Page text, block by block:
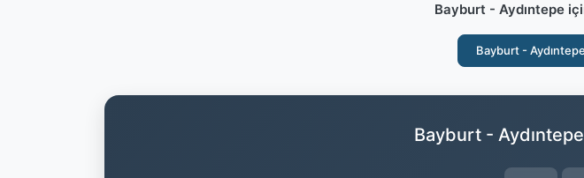
Bayburt - Aydıntepe
Bayburt -
Bayburt -